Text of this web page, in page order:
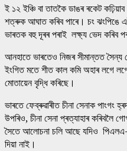
ই ১২ ইঞ্চি বা তাতকৈ ডাঙৰ ৰকেট
শত্ৰুক আঘাত কৰিব পাৰে। চং ঝংপিঙে
ভাৰতক বহু দূৰৰ পৰাই লক্ষ্য ভেদ কৰিব
আনহাতে ভাৰতেও নিজৰ সীমান্তত সৈন্য
ইংগিত মতে শীত কাল কমি অহাৰ লগে
মোতায়েন বৃদ্ধি কৰিছে।
ভাৰতে ফেব্ৰুৱাৰীত চীনা সেনাক পাংগং
উপৰিও, চীনা সেনা প্ৰত্যাহাৰ কৰিবলৈ
সৈতে আলোচনা চলি আছে যদিও পিএলএ-
দিয়া নাই।